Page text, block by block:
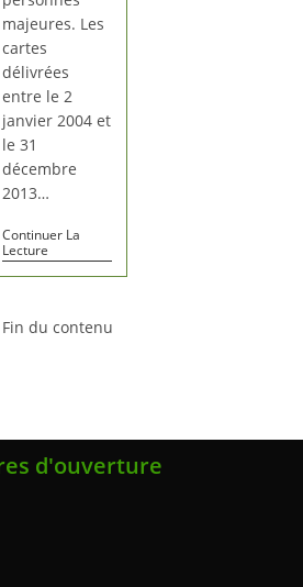
majeures. Les
cartes
délivrées
entre le 2
janvier 2004 et
le 31
décembre
2013…
Continuer La
Lecture
Fin du contenu
d'ouverture